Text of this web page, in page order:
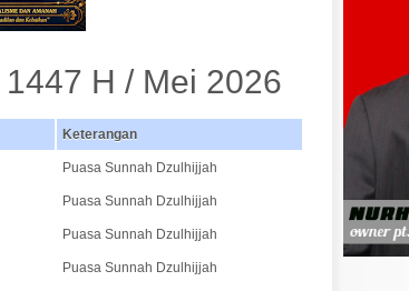
H / Mei 2026
Keterangan
Puasa Sunnah Dzulhijjah
Puasa Sunnah Dzulhijjah
Puasa Sunnah Dzulhijjah
Puasa Sunnah Dzulhijjah